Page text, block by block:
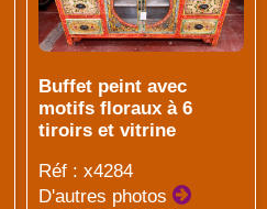
Buffet peint avec
motifs floraux à 6
tiroirs et vitrine
Réf : x4284
D'autres photos